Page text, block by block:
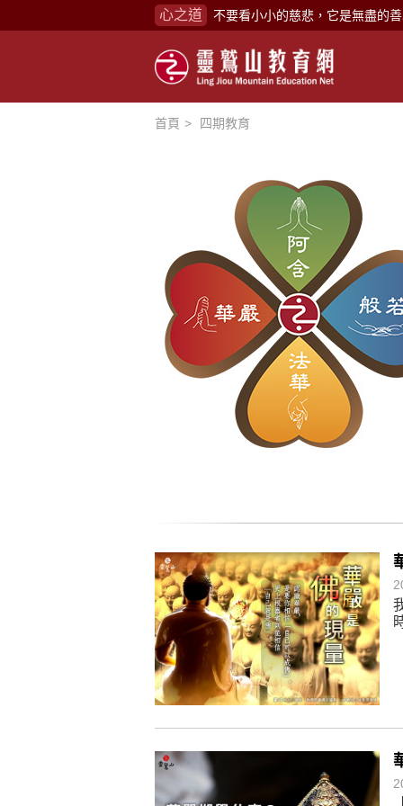
心之道 不要看小小的慈悲，它是無盡的
念頭在心頭，不舒服；轉個念頭
煩惱如同下雨，當雨過天晴，雨
懂得消化煩惱，便能讓生活自在
生命是不斷流動地，安靜下來，
不執著、不妄想，當下即圓滿。
心不跟隨現下煩惱，不隨就不會
學佛，就是學著拭去塵埃。
不要看小小的慈悲，它是無盡的
禪修，讓思緒單純，讓靈性清楚
念頭在心頭，不舒服；轉個念頭
煩惱如同下雨，當雨過天晴，雨
懂得消化煩惱，便能讓生活自在
不執著、不妄想，當下即圓滿。
首頁 四期教育